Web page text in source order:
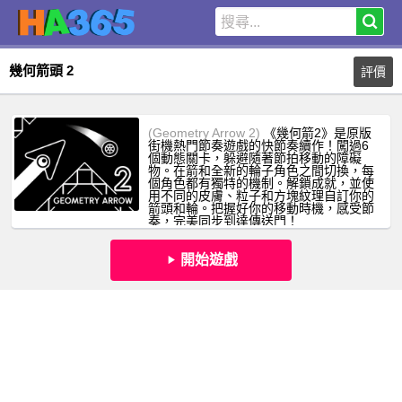
幾何箭頭 2 評價
(Geometry Arrow 2) 《幾何箭2》是原版
街機熱門節奏遊戲的快節奏續作！闖過6
個動態關卡，躲避隨著節拍移動的障礙
物。在箭和全新的輪子角色之間切換，每
個角色都有獨特的機制。解鎖成就，並使
用不同的皮膚、粒子和方塊紋理自訂你的
箭頭和輪。把握好你的移動時機，感受節
奏，完美同步到達傳送門！
開始遊戲